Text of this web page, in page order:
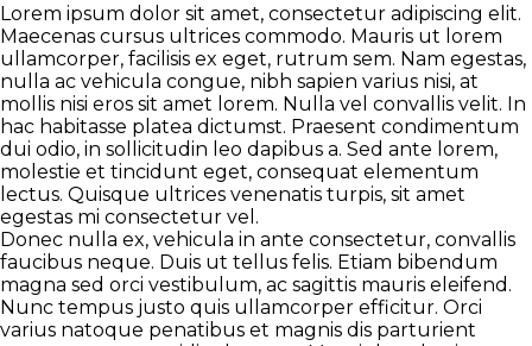
Lorem ipsum dolor sit amet, consectetur adipiscing elit.
Maecenas cursus ultrices commodo. Mauris ut lorem
ullamcorper, facilisis ex eget, rutrum sem. Nam egestas,
nulla ac vehicula congue, nibh sapien varius nisi, at
mollis nisi eros sit amet lorem. Nulla vel convallis velit. In
hac habitasse platea dictumst. Praesent condimentum
dui odio, in sollicitudin leo dapibus a. Sed ante lorem,
molestie et tincidunt eget, consequat elementum
lectus. Quisque ultrices venenatis turpis, sit amet
egestas mi consectetur vel.
Donec nulla ex, vehicula in ante consectetur, convallis
faucibus neque. Duis ut tellus felis. Etiam bibendum
magna sed orci vestibulum, ac sagittis mauris eleifend.
Nunc tempus justo quis ullamcorper efficitur. Orci
varius natoque penatibus et magnis dis parturient